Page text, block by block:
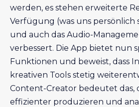
werden, es stehen erweiterte
Verfügung (was uns
und auch das Audio-
verbessert. Die App bietet nun
Funktionen und beweist, dass
kreativen Tools stetig
Content-Creator bedeutet das,
effizienter produzieren und